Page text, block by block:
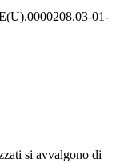
01-
si avvalgono di